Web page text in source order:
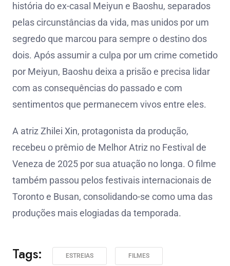
história do ex-casal Meiyun e Baoshu, separados
pelas circunstâncias da vida, mas unidos por um
segredo que marcou para sempre o destino dos
dois. Após assumir a culpa por um crime cometido
por Meiyun, Baoshu deixa a prisão e precisa lidar
com as consequências do passado e com
sentimentos que permanecem vivos entre eles.
A atriz Zhilei Xin, protagonista da produção,
recebeu o prêmio de Melhor Atriz no Festival de
Veneza de 2025 por sua atuação no longa. O filme
também passou pelos festivais internacionais de
Toronto e Busan, consolidando-se como uma das
produções mais elogiadas da temporada.
Tags: ESTREIAS FILMES